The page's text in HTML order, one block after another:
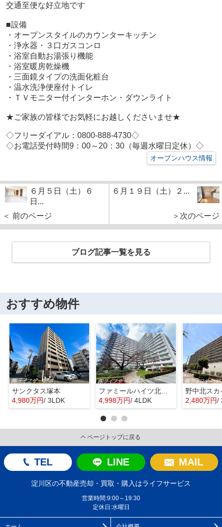
交通至便な好立地です
■設備
・オープンスタイルのカウンターキッチン
・浄水器・３口ガスコンロ
・浴室自動お湯張り機能
・浴室暖房乾燥機
・三面鏡タイプの洗面化粧台
・温水洗浄便座付トイレ
・ＴＶモニター付インターホン・ ダウンライト
★ご家族の皆様でお気軽にお越しくださいませ★
◇フリーダイアル：0800-888-4730◇
◇お電話受付時間9：00～20：30（毎週水曜日定休）◇
オープンハウス情報
６月５日（土）６
日...
＜ 前のページ
６月１９日（土）２...
＞次のページ
ブログ記事一覧を見る
おすすめ物件
サンクタス塚本
4,980万円/ 3LDK
ファミールハイツ北大阪４号棟
4,998万円/ 4LDK
野中北スカ
2,480万円/
ページトップに戻る
TEL LINE MAIL
淀川区の不動産売却・買取・購入はライフサービス
営業時間:9:00～19:30
定休日:水曜日